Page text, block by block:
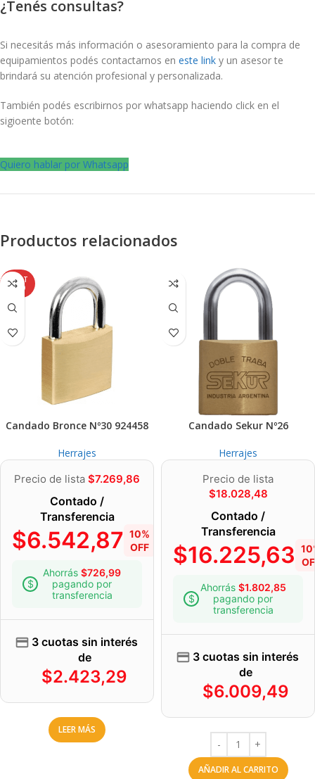
¿Tenés consultas?
Si necesitás más información o asesoramiento para la compra de
equipamientos podés contactarnos en este link y un asesor te
brindará su atención profesional y personalizada.
También podés escribirnos por whatsapp haciendo click en el
sigioente botón:
Quiero hablar por Whatsapp
Productos relacionados
AGOT
ADO
Candado Bronce Nº30 924458
Herrajes
Precio de lista $7.269,86
Contado /
Transferencia
$6.542,87 10%
OFF
Ahorrás $726,99
pagando por
transferencia
3 cuotas sin interés
de
$2.423,29
LEER MÁS
Candado Sekur Nº26
Herrajes
Precio de lista
$18.028,48
Contado /
Transferencia
$16.225,63
Ahorrás $1.802,85
pagando por
transferencia
3 cuotas sin interés
de
$6.009,49
AÑADIR AL CARRITO